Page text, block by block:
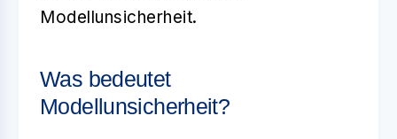
Modellunsicherheit.
Was bedeutet
Modellunsicherheit?